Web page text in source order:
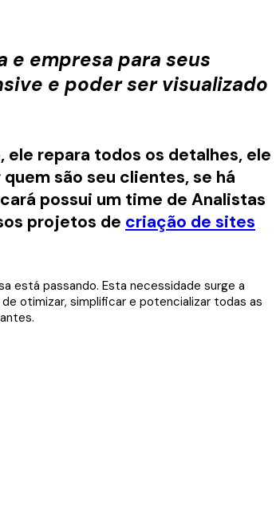
e empresa para seus
e poder ser visualizado
repara todos os detalhes, ele
são seu clientes, se há
possui um time de Analistas
projetos de criação de sites
está passando. Esta necessidade surge a
otimizar, simplificar e potencializar todas as